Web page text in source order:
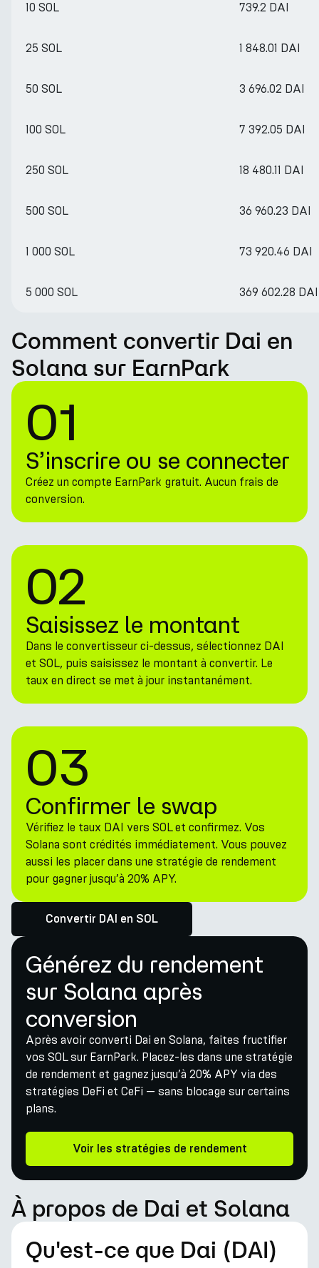
10 SOL 739.2 DAI
25 SOL 1 848.01 DAI
50 SOL 3 696.02 DAI
100 SOL 7 392.05 DAI
250 SOL 18 480.11 DAI
500 SOL 36 960.23 DAI
1 000 SOL 73 920.46 DAI
5 000 SOL 369 602.28 DAI
Comment convertir Dai en
Solana sur EarnPark
01
S’inscrire ou se connecter
Créez un compte EarnPark gratuit. Aucun frais de
conversion.
02
Saisissez le montant
Dans le convertisseur ci-dessus, sélectionnez DAI
et SOL, puis saisissez le montant à convertir. Le
taux en direct se met à jour instantanément.
03
Confirmer le swap
Vérifiez le taux DAI vers SOL et confirmez. Vos
Solana sont crédités immédiatement. Vous pouvez
aussi les placer dans une stratégie de rendement
pour gagner jusqu’à 20% APY.
Convertir DAI en SOL
Générez du rendement
sur Solana après
conversion
Après avoir converti Dai en Solana, faites fructifier
vos SOL sur EarnPark. Placez-les dans une stratégie
de rendement et gagnez jusqu’à 20% APY via des
stratégies DeFi et CeFi — sans blocage sur certains
plans.
Voir les stratégies de rendement
À propos de Dai et Solana
Qu'est-ce que Dai (DAI)